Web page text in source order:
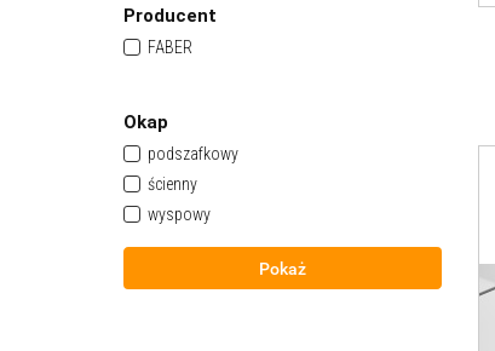
Producent
FABER
Okap
podszafkowy
ścienny
wyspowy
Pokaż